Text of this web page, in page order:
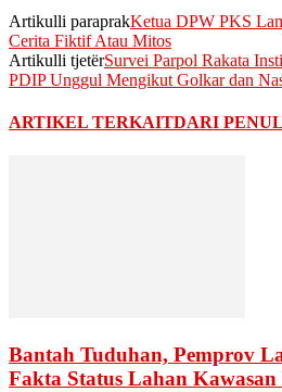
Artikulli paraprakKetua DPW PKS
Cerita Fiktif Atau Mitos
Artikulli tjetërSurvei Parpol Rakata
PDIP Unggul Mengikut Golkar dan
ARTIKEL TERKAITDARI
Bantah Tuduhan, Pemprov
Fakta Status Lahan Kawasan